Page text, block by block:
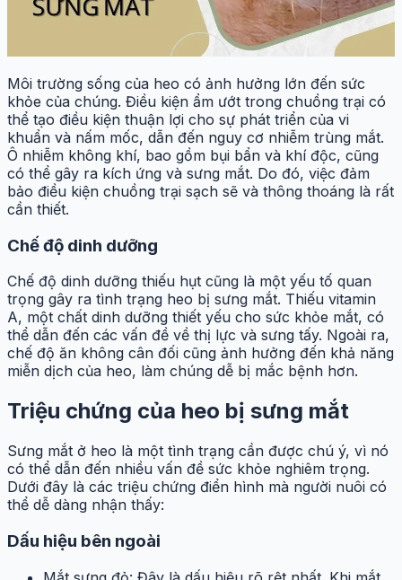
Môi trường sống của heo có ảnh hưởng lớn đến sức
khỏe của chúng. Điều kiện ẩm ướt trong chuồng trại có
thể tạo điều kiện thuận lợi cho sự phát triển của vi
khuẩn và nấm mốc, dẫn đến nguy cơ nhiễm trùng mắt.
Ô nhiễm không khí, bao gồm bụi bẩn và khí độc, cũng
có thể gây ra kích ứng và sưng mắt. Do đó, việc đảm
bảo điều kiện chuồng trại sạch sẽ và thông thoáng là rất
cần thiết.
Chế độ dinh dưỡng
Chế độ dinh dưỡng thiếu hụt cũng là một yếu tố quan
trọng gây ra tình trạng heo bị sưng mắt. Thiếu vitamin
A, một chất dinh dưỡng thiết yếu cho sức khỏe mắt, có
thể dẫn đến các vấn đề về thị lực và sưng tấy. Ngoài ra,
chế độ ăn không cân đối cũng ảnh hưởng đến khả năng
miễn dịch của heo, làm chúng dễ bị mắc bệnh hơn.
Triệu chứng của heo bị sưng mắt
Sưng mắt ở heo là một tình trạng cần được chú ý, vì nó
có thể dẫn đến nhiều vấn đề sức khỏe nghiêm trọng.
Dưới đây là các triệu chứng điển hình mà người nuôi có
thể dễ dàng nhận thấy:
Dấu hiệu bên ngoài